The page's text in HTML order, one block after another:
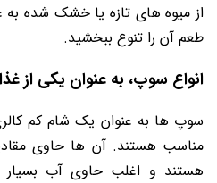
از میوه ‌های تازه یا خشک شده به
طعم آن را تنوع ببخشید.
انواع سوپ، به عنوان یکی از
سوپ ‌ها به عنوان یک شام کم
مناسب هستند. آن ‌ها حاوی
هستند و اغلب حاوی آب